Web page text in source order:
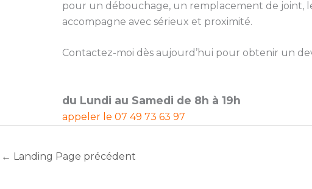
pour un débouchage, un remplacement de joint,
accompagne avec sérieux et proximité.
Contactez-moi dès aujourd’hui pour obtenir un
du Lundi au Samedi de 8h à 19h
appeler le 07 49 73 63 97
← Landing Page précédent